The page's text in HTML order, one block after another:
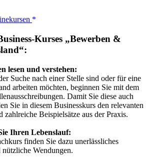
Kurses „Bewerben &
lesen und verstehen:
Suche nach einer Stelle sind oder für eine
arbeiten möchten, beginnen Sie mit dem
Damit Sie diese auch
Sie in diesem Businesskurs den relevanten
zahlreiche Beispielsätze aus der Praxis.
Ihren Lebenslauf:
finden Sie dazu unerlässliches
Wendungen.